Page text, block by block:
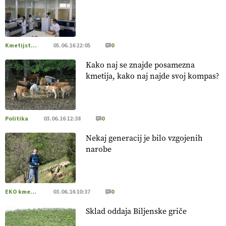
[EKOloško = LOGIČNO
in vlaga.
VEČ
https://t.co/qmMX2yevum @EUAgri #IMCAP
#CAP https://t.co/dDwsipE645
[EKOloško = LOGIČNO ] Mulčer
– naravna pot do zdravih
tal
. VEČ
https://t.co/J7RkeaYpYu @EUAgri #IMCAP #CAP
https://t.co/RVG0FzcQN6
[EKOloško = LOGIČNO
] Zdravje rastlin je ključno za
prehransko varnost,
okolje in kakovost življenja. VEČ
https://t.co/K0USFPJ5fJ @EUAgri #IMCAP #CAP
https://t.co/vcHhoOixHy
[EKOloško = LOGIČNO
Danes ni pomembna le količina
Kmetijstvo Podravja in Pomurja 05.06.16 22:05 0
Kako naj se znajde posamezna
kmetija, kako naj najde svoj kompas?
Politika 03.06.16 12:38 0
Nekaj generacij je bilo vzgojenih
narobe
EKO kmetijstvo 03.06.16 10:37 0
Sklad oddaja Biljenske griče